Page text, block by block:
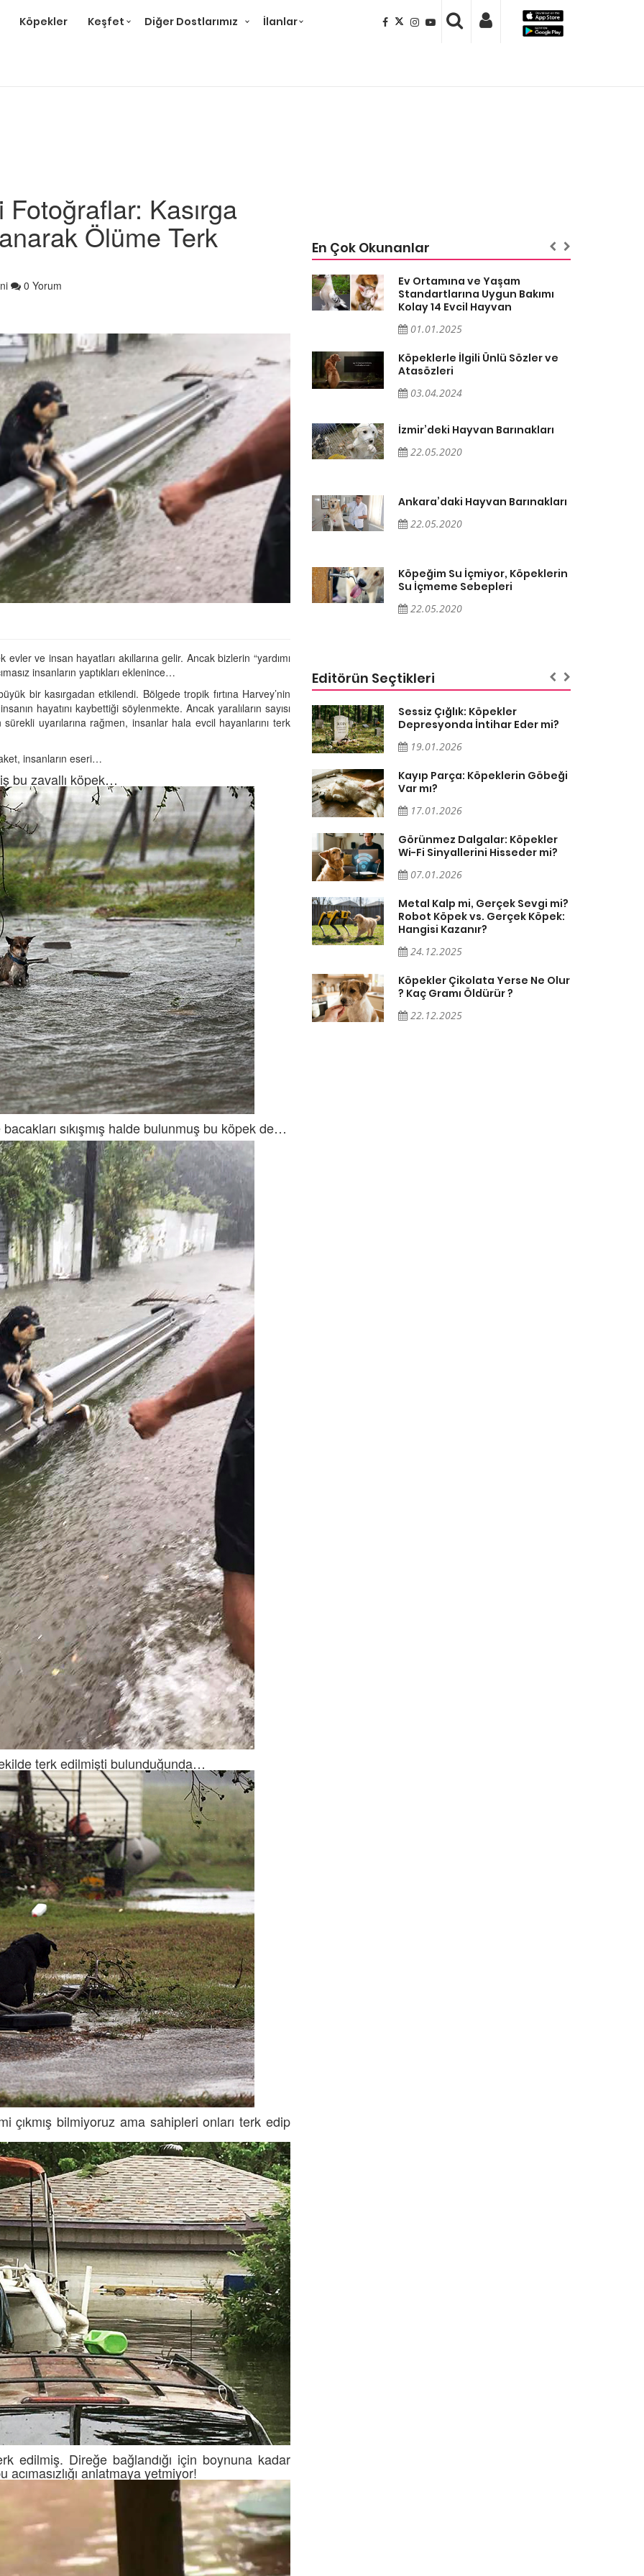
Köpekler Keşfet Diğer Dostlarımız İlanlar
Fotoğraflar: Kasırga
Ölüme Terk
0 Yorum
ve insan hayatları akıllarına gelir. Ancak bizlerin “yardımı
insanların yaptıkları eklenince…
bir kasırgadan etkilendi. Bölgede tropik fırtına Harvey’nin
hayatını kaybettiği söylenmekte. Ancak yaralıların sayısı
uyarılarına rağmen, insanlar hala evcil hayanlarını terk
insanların eseri…
bu zavallı köpek…
sıkışmış halde bulunmuş bu köpek de…
terk edilmişti bulunduğunda…
bilmiyoruz ama sahipleri onları terk edip
edilmiş. Direğe bağlandığı için boynuna kadar
anlatmaya yetmiyor!
En Çok Okunanlar
ve
Köpeklerle İlgili Ünlü Sözler ve
Atasözleri
03.04.2024
İzmir’deki Hayvan Barınakları
22.05.2020
Ankara’daki Hayvan Barınakları
22.05.2020
Köpeğim Su İçmiyor, Köpeklerin
Su İçmeme Sebepleri
Ev Ortamına ve Yaşam
Standartlarına Uygun Bakımı
Kolay 14 Evcil Hayvan
01.01.2025
Köpeklerle İlgili Ünlü Sözler ve
Atasözleri
03.04.2024
İzmir’deki Hayvan Barınakları
22.05.2020
Ankara’daki Hayvan Barınakları
22.05.2020
Köpeğim Su İçmiyor, Köpeklerin
Su İçmeme Sebepleri
22.05.2020
Editörün Seçtikleri
ve
ve
Köpeklerde Kulak ve Göz
Temizliği: Adım Adım Rehber
Köpeğinizle Spor Yapmanın
Yolları
11.10.2025
Ev Yapımı Köpek Mamaları:
Sağlıklı Tarifler ve Bilmeniz
Gerekenler
11.10.2025
Oyun ve Eğitim: “Köpekler İçin
Zeka Geliştirici Oyunlar”
09.10.2025
Köpeklerin mi Ağızları Daha
Temiz, İnsanların mı? Bilim Ne
Diyor?
05.10.2025
Sessiz Çığlık: Köpekler
Depresyonda İntihar Eder mi?
19.01.2026
Kayıp Parça: Köpeklerin Göbeği
Var mı?
17.01.2026
Görünmez Dalgalar: Köpekler
Wi-Fi Sinyallerini Hisseder mi?
07.01.2026
Metal Kalp mi, Gerçek Sevgi mi?
Robot Köpek vs. Gerçek Köpek:
Hangisi Kazanır?
24.12.2025
Köpekler Çikolata Yerse Ne Olur
? Kaç Gramı Öldürür ?
22.12.2025